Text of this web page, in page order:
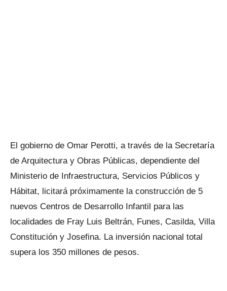
El gobierno de Omar Perotti, a través de la Secretaría
de Arquitectura y Obras Públicas, dependiente del
Ministerio de Infraestructura, Servicios Públicos y
Hábitat, licitará próximamente la construcción de 5
nuevos Centros de Desarrollo Infantil para las
localidades de Fray Luis Beltrán, Funes, Casilda, Villa
Constitución y Josefina. La inversión nacional total
supera los 350 millones de pesos.